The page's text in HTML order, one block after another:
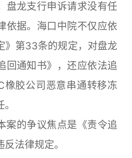
盘龙支行申诉请求没有任
依据。海口中院不仅应依
》第33条的规定，对盘龙
回通知书》，还应依法追
橡胶公司恶意串通转移冻
的争议焦点是《责令追
法律规定。